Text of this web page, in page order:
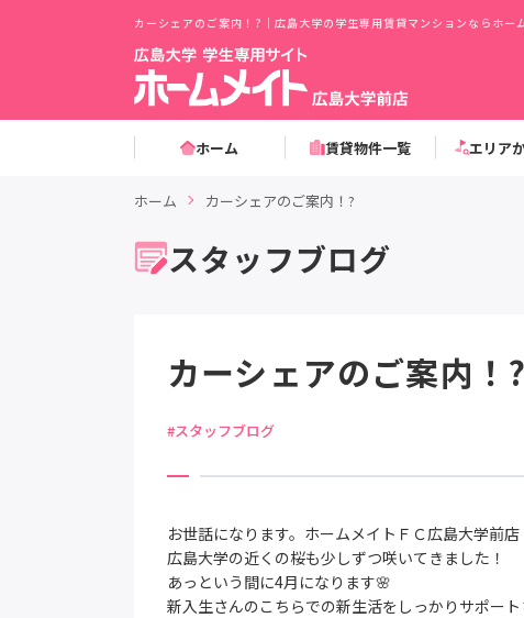
カーシェアのご案内！?｜広島大学の学生専用賃貸マンションならホー
ホーム 賃貸物件一覧 エリア
ホーム カーシェアのご案内！?
スタッフブログ
カーシェアのご案内！?
#スタッフブログ
お世話になります。ホームメイトＦＣ広島大学前
広島大学の近くの桜も少しずつ咲いてきました！
あっという間に4月になります🌸
新入生さんのこちらでの新生活をしっかりサポー